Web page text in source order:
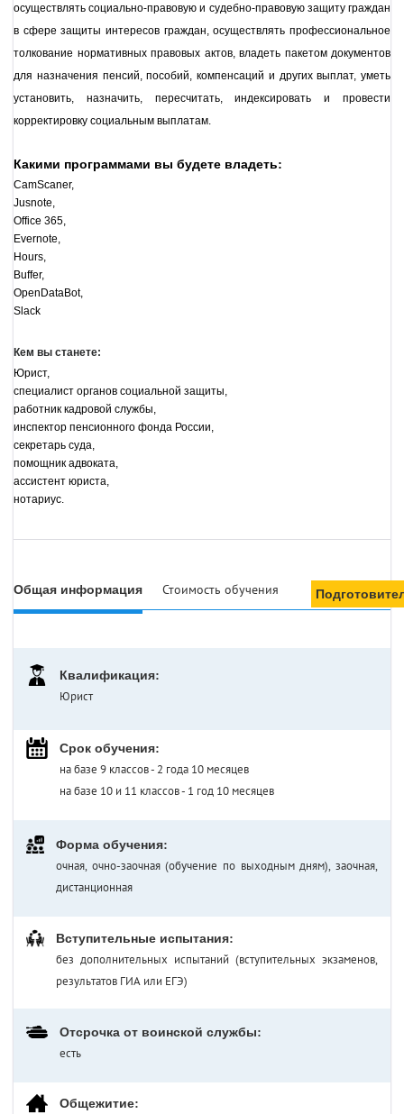
осуществлять социально-правовую и судебно-правовую защиту граждан
в сфере защиты интересов граждан, осуществлять профессиональное
толкование нормативных правовых актов, владеть пакетом документов
для назначения пенсий, пособий, компенсаций и других выплат, уметь
установить, назначить, пересчитать, индексировать и провести
корректировку социальным выплатам.
Какими программами вы будете владеть:
CamScaner,
Jusnote,
Office 365,
Evernote,
Hours,
Buffer,
OpenDataBot,
Slack
Кем вы станете:
Юрист,
специалист органов социальной защиты,
работник кадровой службы,
инспектор пенсионного фонда России,
секретарь суда,
помощник адвоката,
ассистент юриста,
нотариус.
Общая информация Стоимость обучения
Квалификация:
Юрист
Срок обучения:
на базе 9 классов - 2 года 10 месяцев
на базе 10 и 11 классов - 1 год 10 месяцев
Форма обучения:
очная, очно-заочная (обучение по выходным дням), заочная,
дистанционная
Вступительные испытания:
без дополнительных испытаний (вступительных экзаменов,
результатов ГИА или ЕГЭ)
Отсрочка от воинской службы:
есть
Общежитие: